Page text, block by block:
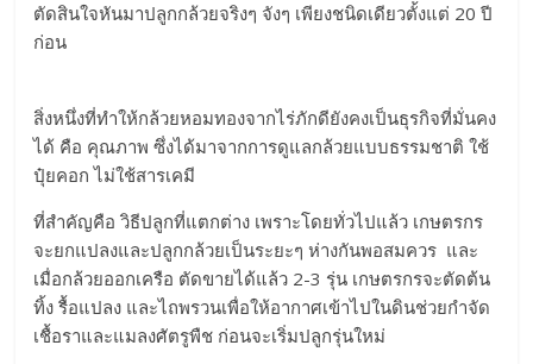
ตัดสินใจหันมาปลูกกล้วยจริงๆ จังๆ เพียงชนิดเดียวตั้งแต่ 20 ปี
ก่อน
สิ่งหนึ่งที่ทำให้กล้วยหอมทองจากไร่ภักดียังคงเป็นธุรกิจที่มั่นคง
ได้ คือ คุณภาพ ซึ่งได้มาจากการดูแลกล้วยแบบธรรมชาติ ใช้
ปุ๋ยคอก ไม่ใช้สารเคมี
ที่สำคัญคือ วิธีปลูกที่แตกต่าง เพราะโดยทั่วไปแล้ว เกษตรกร
จะยกแปลงและปลูกกล้วยเป็นระยะๆ ห่างกันพอสมควร และ
เมื่อกล้วยออกเครือ ตัดขายได้แล้ว 2-3 รุ่น เกษตรกรจะตัดต้น
ทิ้ง รื้อแปลง และไถพรวนเพื่อให้อากาศเข้าไปในดินช่วยกำจัด
เชื้อราและแมลงศัตรูพืช ก่อนจะเริ่มปลูกรุ่นใหม่